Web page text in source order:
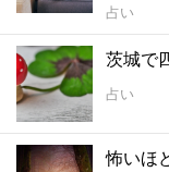
占い
茨城で
占い
怖いほ